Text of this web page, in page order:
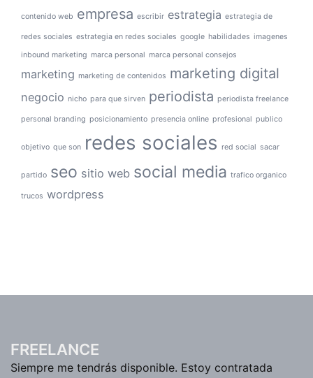
contenido web empresa escribir estrategia estrategia de
redes sociales estrategia en redes sociales google habilidades imagenes
inbound marketing marca personal marca personal consejos
marketing marketing de contenidos marketing digital
negocio nicho para que sirven periodista periodista freelance
personal branding posicionamiento presencia online profesional publico
objetivo que son redes sociales red social sacar
partido seo sitio web social media trafico organico
trucos wordpress
FREELANCE
Siempre me tendrás disponible. Estoy contratada